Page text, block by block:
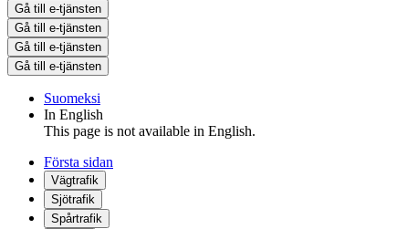
Gå till e-tjänsten
Gå till e-tjänsten
Gå till e-tjänsten
Gå till e-tjänsten
Suomeksi
In English
This page is not available in English.
Första sidan
Vägtrafik
Sjötrafik
Spårtrafik